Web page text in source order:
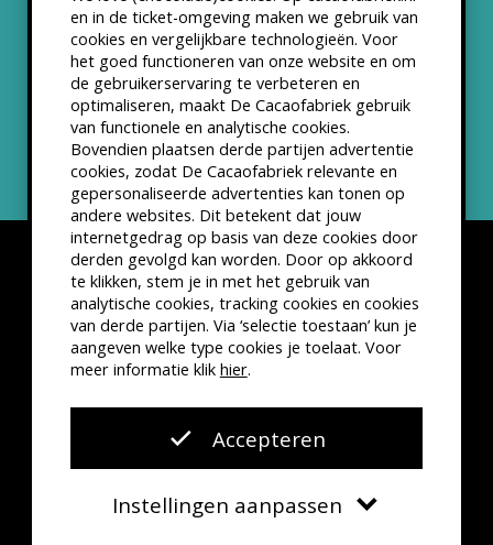
en in de ticket-omgeving maken we gebruik van
cookies en vergelijkbare technologieën. Voor
het goed functioneren van onze website en om
de gebruikerservaring te verbeteren en
optimaliseren, maakt De Cacaofabriek gebruik
van functionele en analytische cookies.
Bovendien plaatsen derde partijen advertentie
cookies, zodat De Cacaofabriek relevante en
gepersonaliseerde advertenties kan tonen op
andere websites. Dit betekent dat jouw
internetgedrag op basis van deze cookies door
derden gevolgd kan worden. Door op akkoord
te klikken, stem je in met het gebruik van
analytische cookies, tracking cookies en cookies
van derde partijen. Via ‘selectie toestaan’ kun je
aangeven welke type cookies je toelaat. Voor
meer informatie klik hier.
Accepteren
Instellingen aanpassen
Partners & Samenwerkingen
ANBI status
Nieuwsbrief
Disclaimer Privacyverklaring
Kleine lettertjes
VSCD Bezoekersvoorwaarden
Website doorThe Cre8ion.Lab